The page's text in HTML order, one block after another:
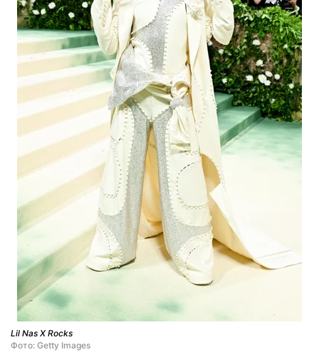
Lil Nas X Rocks
Фото: Getty Images